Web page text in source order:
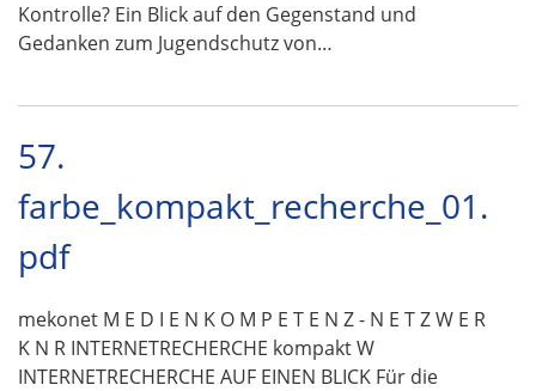
Kontrolle? Ein Blick auf den Gegenstand und
Gedanken zum Jugendschutz von…
57.
farbe_kompakt_recherche_01.
pdf
mekonet M E D I E N K O M P E T E N Z - N E T Z W E R
K N R INTERNETRECHERCHE kompakt W
INTERNETRECHERCHE AUF EINEN BLICK Für die